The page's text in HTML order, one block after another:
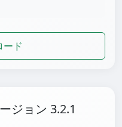
ード
ジョン 3.2.1